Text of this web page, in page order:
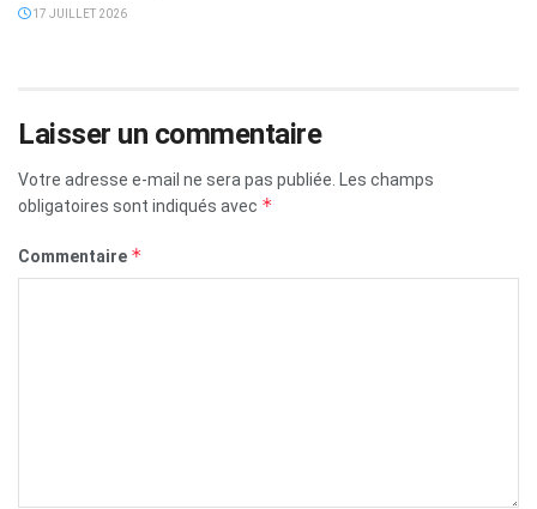
17 JUILLET 2026
Laisser un commentaire
Votre adresse e-mail ne sera pas publiée. Les champs
obligatoires sont indiqués avec *
Commentaire *